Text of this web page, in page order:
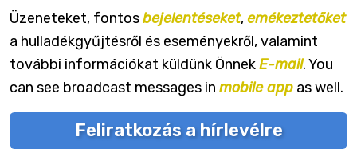
Üzeneteket, fontosbejelentéseket,emékeztetőket
a hulladékgyűjtésről és eseményekről, valamint
további információkat küldünk ÖnnekE-mail. You
can see broadcast messages in mobile app as well.
Feliratkozás a hírlevélre